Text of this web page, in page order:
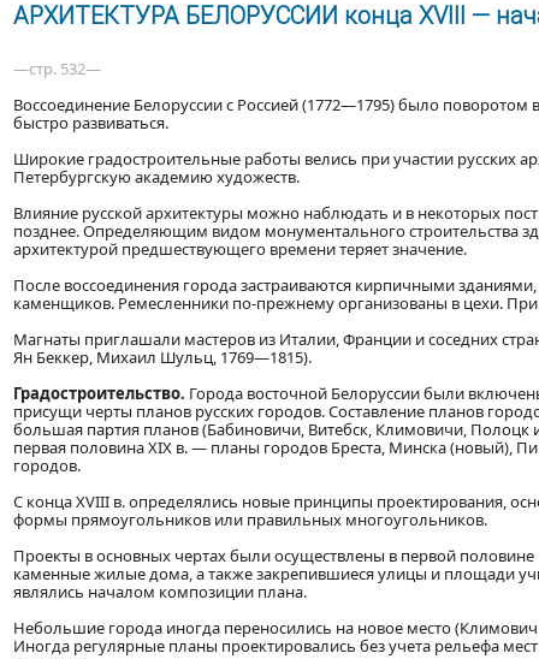
АРХИТЕКТУРА БЕЛОРУССИИ конца XVIII —
—стр. 532—
Воссоединение Белоруссии с Россией (1772—1795) было
быстро развиваться.
Широкие градостроительные работы велись при участии русских
Петербургскую академию художеств.
Влияние русской архитектуры можно наблюдать и в некоторых
позднее. Определяющим видом монументального строительства
архитектурой предшествующего времени теряет значение.
После воссоединения города застраиваются кирпичными
каменщиков. Ремесленники по-прежнему организованы в цехи.
Магнаты приглашали мастеров из Италии, Франции и соседних
Ян Беккер, Михаил Шульц, 1769—1815).
Градостроительство. Города восточной Белоруссии были
присущи черты планов русских городов. Составление планов
большая партия планов (Бабиновичи, Витебск, Климовичи,
первая половина XIX в. — планы городов Бреста, Минска (новый),
городов.
С конца XVIII в. определялись новые принципы проектирования,
формы прямоугольников или правильных многоугольников.
Проекты в основных чертах были осуществлены в первой
каменные жилые дома, а также закрепившиеся улицы и площади
являлись началом композиции плана.
Небольшие города иногда переносились на новое место
Иногда регулярные планы проектировались без учета рельефа